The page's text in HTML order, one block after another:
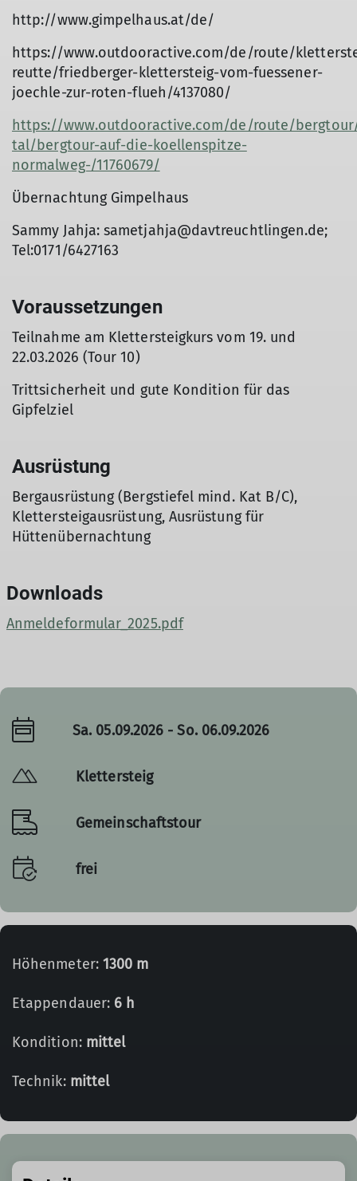
http://www.gimpelhaus.at/de/
https://www.outdooractive.com/de/route/
reutte/friedberger-klettersteig-vom-fuessener-
joechle-zur-roten-flueh/4137080/
https://www.outdooractive.com/de/route/
tal/bergtour-auf-die-koellenspitze-
normalweg-/11760679/
Übernachtung Gimpelhaus
Sammy Jahja: sametjahja@davtreuchtlingen.de;
Tel:0171/6427163
Voraussetzungen
Teilnahme am Klettersteigkurs vom 19. und
22.03.2026 (Tour 10)
Trittsicherheit und gute Kondition für das
Gipfelziel
Ausrüstung
Bergausrüstung (Bergstiefel mind. Kat B/C),
Klettersteigausrüstung, Ausrüstung für
Hüttenübernachtung
Downloads
Anmeldeformular_2025.pdf
Sa. 05.09.2026 - So. 06.09.2026
Klettersteig
Gemeinschaftstour
frei
Höhenmeter: 1300 m
Etappendauer: 6 h
Kondition: mittel
Technik: mittel